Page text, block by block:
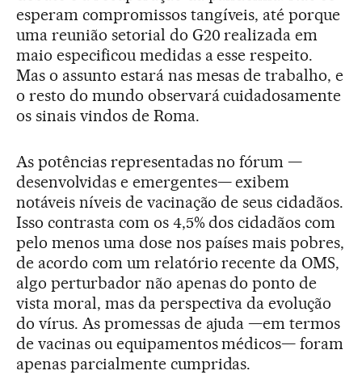
esperam compromissos tangíveis, até porque
uma reunião setorial do G20 realizada em
maio especificou medidas a esse respeito.
Mas o assunto estará nas mesas de trabalho, e
o resto do mundo observará cuidadosamente
os sinais vindos de Roma.
As potências representadas no fórum —
desenvolvidas e emergentes— exibem
notáveis níveis de vacinação de seus cidadãos.
Isso contrasta com os 4,5% dos cidadãos com
pelo menos uma dose nos países mais pobres,
de acordo com um relatório recente da OMS,
algo perturbador não apenas do ponto de
vista moral, mas da perspectiva da evolução
do vírus. As promessas de ajuda —em termos
de vacinas ou equipamentos médicos— foram
apenas parcialmente cumpridas.